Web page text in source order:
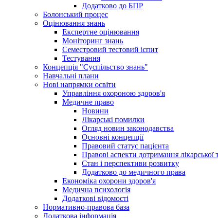
Додатково до БПР
Болонський процес
Оцінювання знань
Експертне оцінювання
Моніторинг знань
Семестровий тестовий іспит
Тестування
Концепція "Суспільство знань"
Навчальні плани
Нові напрямки освіти
Управління охороною здоров'я
Медичне право
Новини
Лікарські помилки
Огляд новин законодавства
Основні концепції
Правовий статус пацієнта
Правові аспекти дотримання лікарської
Стан і перспективи розвитку
Додатково до медичного права
Економіка охорони здоров'я
Медична психологія
Додаткові відомості
Нормативно-правова база
Додаткова інформація